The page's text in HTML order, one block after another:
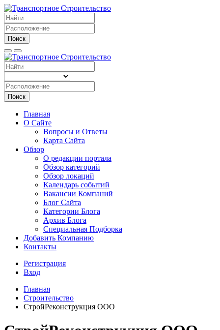
Поиск
Поиск
Главная
О Сайте
Вопросы и Ответы
Карта Сайта
Обзор
О редакции портала
Обзор категорий
Обзор локаций
Календарь событий
Вакансии Компаний
Блог Сайта
Категории Блога
Архив Блога
Специальная Подборка
Добавить Компанию
Контакты
Регистрация
Вход
Главная
Строительство
СтройРеконструкция ООО